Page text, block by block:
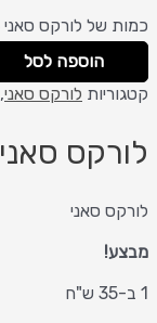
כמות של לורקס סאני 8
הוספה לסל
קטגוריות לורקס סאני,
לורקס סאני 8
לורקס סאני
מבצע!
1 ב-35 ש"ח